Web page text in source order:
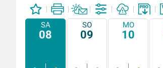
SA
08
SO
09
MO
10